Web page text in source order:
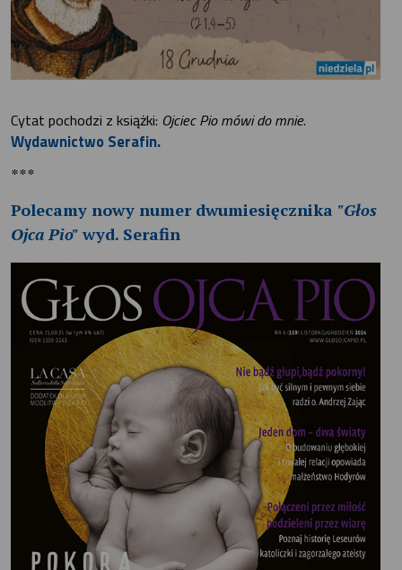
Cytat pochodzi z książki: Ojciec Pio mówi do mnie.
Wydawnictwo Serafin.
***
Polecamy nowy numer dwumiesięcznika "Głos
Ojca Pio" wyd. Serafin